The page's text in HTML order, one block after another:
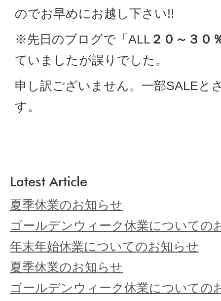
のでお早めにお越し下さい!!
※先日のブログで「ALL ２０～３０
ていましたが誤りでした。
申し訳ございません。一部SALEと
す。
Latest Article
夏季休業のお知らせ
ゴールデンウィーク休業についての
年末年始休業についてのお知らせ
夏季休業のお知らせ
ゴールデンウィーク休業についての